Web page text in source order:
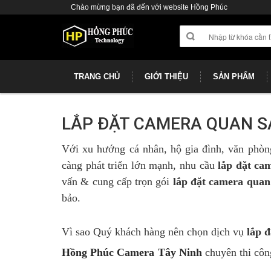
Chào mừng bạn đã đến với website Hồng Phúc
TRANG CHỦ GIỚI THIỆU SẢN PHẨM
LẮP ĐẶT CAMERA QUAN
Với xu hướng cá nhân, hộ gia đình, văn
càng phát triển lớn mạnh, nhu cầulắp đặt
vấn & cung cấp trọn gói lắp đặt camera
bảo.
Vì sao Quý khách hàng nên chọn dịch vụ lắp
Hồng Phúc Camera Tây Ninhchuyên thi